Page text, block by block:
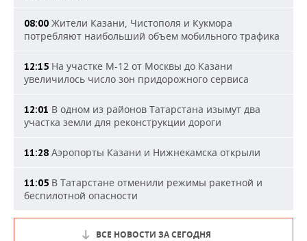
08:00 Жители Казани, Чистополя и Кукмора
потребляют наибольший объем мобильного трафика
12:15 На участке М-12 от Москвы до Казани
увеличилось число зон придорожного сервиса
12:01 В одном из районов Татарстана изымут два
участка земли для реконструкции дороги
11:28 Аэропорты Казани и Нижнекамска открыли
11:05 В Татарстане отменили режимы ракетной и
беспилотной опасности
ВСЕ НОВОСТИ ЗА СЕГОДНЯ